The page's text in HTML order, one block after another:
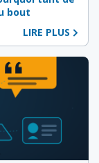
bout
LIRE PLUS